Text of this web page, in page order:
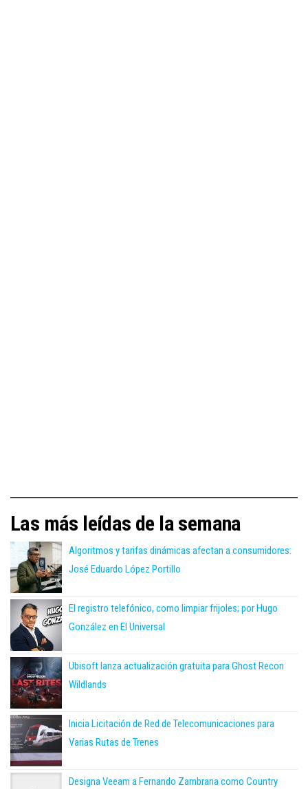
Las más leídas de la semana
Algoritmos y tarifas dinámicas afectan a consumidores:
José Eduardo López Portillo
El registro telefónico, como limpiar frijoles; por Hugo
González en El Universal
Ubisoft lanza actualización gratuita para Ghost Recon
Wildlands
Inicia Licitación de Red de Telecomunicaciones para
Varias Rutas de Trenes
Designa Veeam a Fernando Zambrana como Country